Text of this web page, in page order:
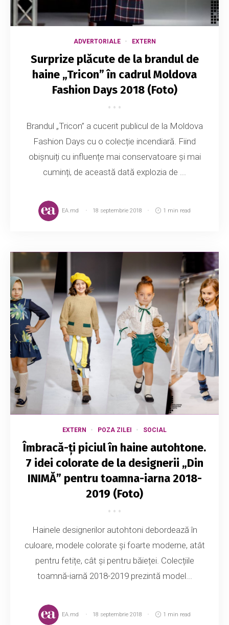
ADVERTORIALE EXTERN
Surprize plăcute de la brandul de
haine „Tricon” în cadrul Moldova
Fashion Days 2018 (Foto)
Brandul „Tricon” a cucerit publicul de la Moldova
Fashion Days cu o colecție incendiară. Fiind
obișnuiți cu influențe mai conservatoare și mai
cuminți, de această dată explozia de ...
EA.md 18 septembrie 2018 1 min read
EXTERN POZA ZILEI SOCIAL
Îmbracă-ți piciul în haine autohtone.
7 idei colorate de la designerii „Din
INIMĂ” pentru toamna-iarna 2018-
2019 (Foto)
Hainele designerilor autohtoni debordează în
culoare, modele colorate și foarte moderne, atât
pentru fetițe, cât și pentru băieței. Colecțiile
toamnă-iarnă 2018-2019 prezintă model...
EA.md 18 septembrie 2018 1 min read